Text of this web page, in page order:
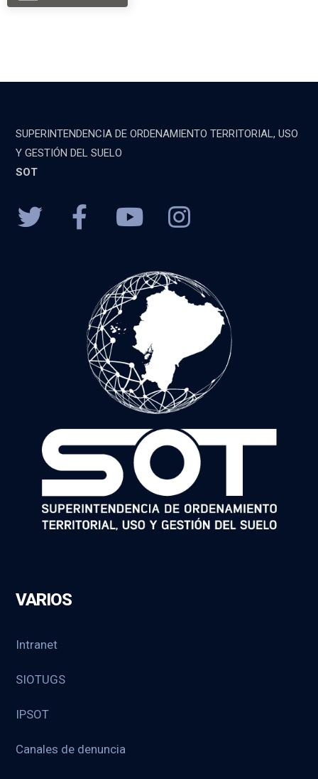
SUPERINTENDENCIA DE ORDENAMIENTO TERRITORIAL, USO
Y GESTIÓN DEL SUELO
SOT
VARIOS
Intranet
SIOTUGS
IPSOT
Canales de denuncia